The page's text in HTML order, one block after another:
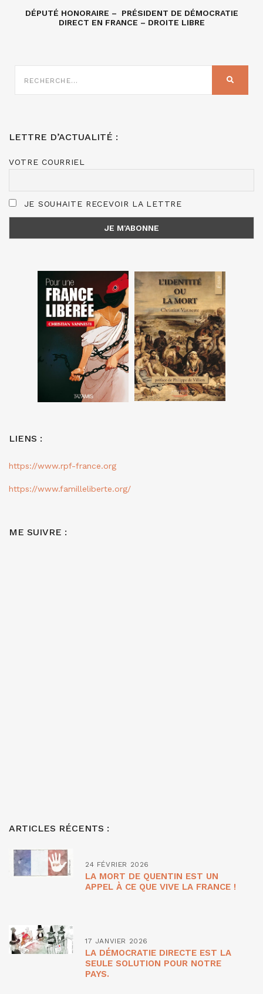
DÉPUTÉ HONORAIRE – PRÉSIDENT DE DÉMOCRATIE
DIRECT EN FRANCE – DROITE LIBRE
SUR
LETTRE D’ACTUALITÉ :
VOTRE COURRIEL
JE SOUHAITE RECEVOIR LA LETTRE
LIENS :
https://www.rpf-france.org
https://www.familleliberte.org/
ME SUIVRE :
ARTICLES RÉCENTS :
24 FÉVRIER 2026
LA MORT DE QUENTIN EST UN
APPEL À CE QUE VIVE LA FRANCE !
17 JANVIER 2026
LA DÉMOCRATIE DIRECTE EST LA
SEULE SOLUTION POUR NOTRE
PAYS.